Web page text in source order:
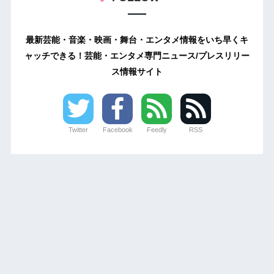
最新芸能・音楽・映画・舞台・エンタメ情報をいち早くキ
ャッチできる！芸能・エンタメ専門ニュース/プレスリリー
ス情報サイト
Twitter Facebook Feedly RSS